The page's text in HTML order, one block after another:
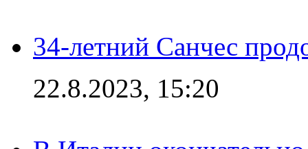
34-летний Санчес
22.8.2023, 15:20